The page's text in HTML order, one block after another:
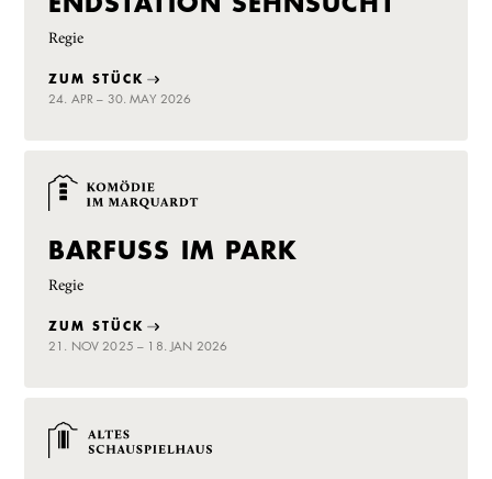
Regie
ZUM STÜCK
24. APR – 30. MAY 2026
BARFUSS IM PARK
Regie
ZUM STÜCK
21. NOV 2025 – 18. JAN 2026